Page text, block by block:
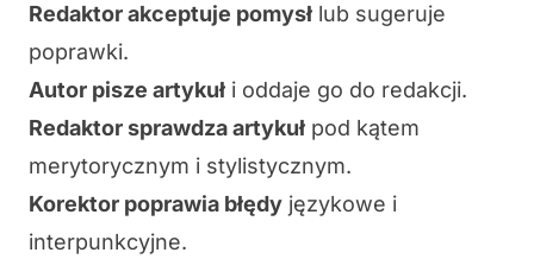
Redaktor akceptuje pomysł lub sugeruje
poprawki.
Autor pisze artykuł i oddaje go do redakcji.
Redaktor sprawdza artykuł pod kątem
merytorycznym i stylistycznym.
Korektor poprawia błędy językowe i
interpunkcyjne.